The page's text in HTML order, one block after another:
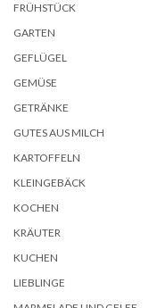
FRÜHSTÜCK
GARTEN
GEFLÜGEL
GEMÜSE
GETRÄNKE
GUTES AUS MILCH
KARTOFFELN
KLEINGEBÄCK
KOCHEN
KRÄUTER
KUCHEN
LIEBLINGE